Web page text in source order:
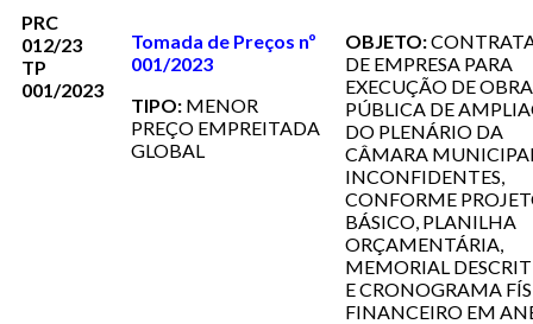
PRC
012/23
TP
001/2023
Tomada de Preços nº
001/2023
TIPO: MENOR
PREÇO EMPREITADA
GLOBAL
OBJETO:
DE EMPRESA PARA
EXECUÇÃO DE OBRA
PÚBLICA DE
DO PLENÁRIO DA
CÂMARA
INCONFIDENTES,
CONFORME
BÁSICO, PLANILHA
ORÇAMENTÁRIA,
MEMORIAL
E CRONOGRAMA
FINANCEIRO EM